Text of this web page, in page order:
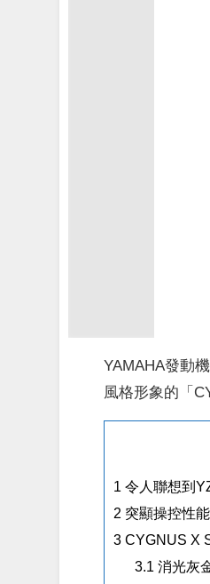
YAMAHA發動
風格形象的「
1 令人聯想到
2 突顯操控性
3 CYGNUS X
3.1 消光灰